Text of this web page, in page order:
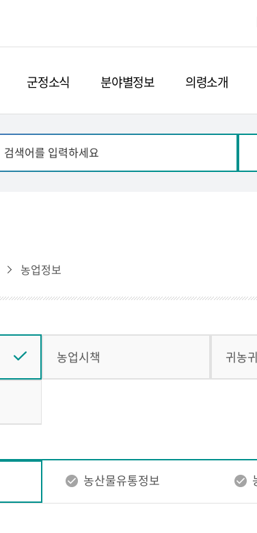
군정소식 분야별정보 의령소개
농업정보
농업시책 귀농
농산물유통정보